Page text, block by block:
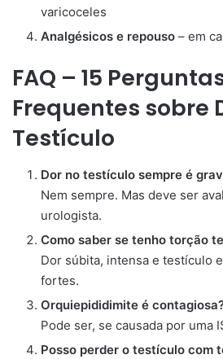
varicoceles
Analgésicos e repouso – em
FAQ – 15
Frequentes sobre
Testículo
Dor no testículo sempre é
Nem sempre. Mas deve ser
urologista.
Como saber se tenho torção
Dor súbita, intensa e testículo
fortes.
Orquiepididimite é
Pode ser, se causada por uma
Posso perder o testículo com